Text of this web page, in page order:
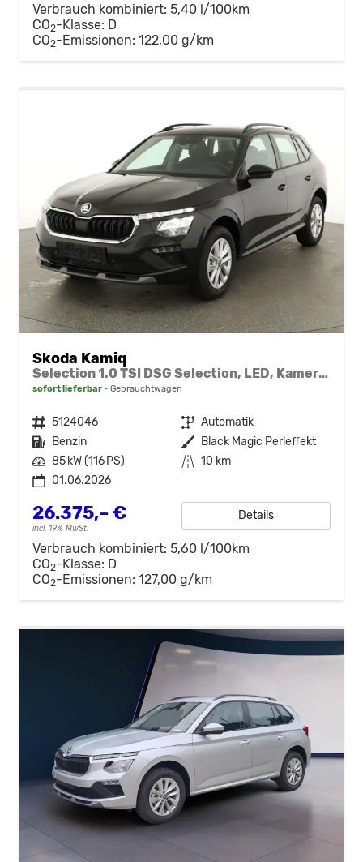
Verbrauch kombiniert: 5,40 l/100km
CO2-Klasse: D
CO2-Emissionen: 122,00 g/km
Skoda Kamiq
Selection 1.0 TSI DSG Selection, LED, Kamera, Winter, Ladeboden, 16-Zoll, 4.J-Garantie
sofort lieferbar Gebrauchtwagen
Fahrzeugnr. 5124046 Getriebe Automatik
Kraftstoff Benzin Außenfarbe Black Magic Perleffekt
Leistung 85 kW (116 PS) Kilometerstand 10 km
01.06.2026
26.375,– €
incl. 19% MwSt.
Details
Verbrauch kombiniert: 5,60 l/100km
CO2-Klasse: D
CO2-Emissionen: 127,00 g/km